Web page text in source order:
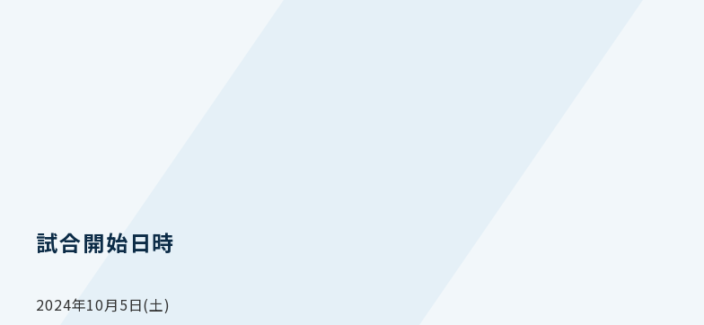
試合開始日時
2024年10月5日(土)